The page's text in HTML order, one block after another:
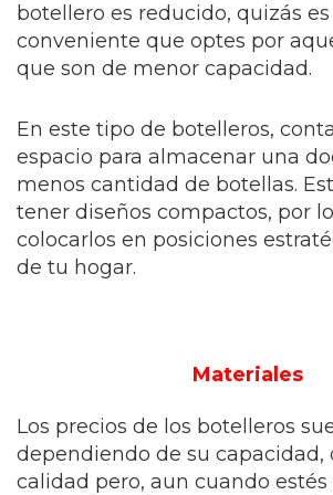
botellero es reducido, quizás
conveniente que optes por
que son de menor capacidad.
En este tipo de botelleros,
espacio para almacenar una
menos cantidad de botellas.
tener diseños compactos, por
colocarlos en posiciones
de tu hogar.
Materiales
Los precios de los botelleros
dependiendo de su capacidad,
calidad pero, aun cuando